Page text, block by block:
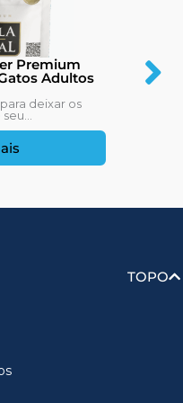
Premium
Adultos
deixar os
TOPO